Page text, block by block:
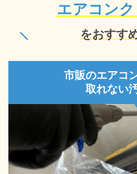
エアコン
をおすす
市販のエアコ
取れない